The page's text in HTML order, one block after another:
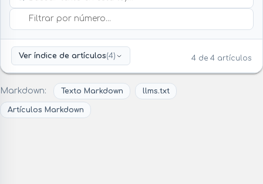
Filtrar por número
Ver índice de artículos(4) 4 de 4 artículos
Markdown: Texto Markdown llms.txt
Artículos Markdown